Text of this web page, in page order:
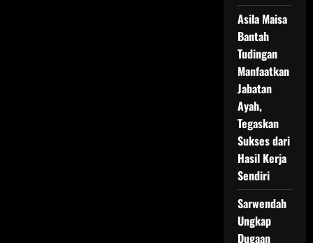
Asila Maisa
Bantah
Tudingan
Manfaatkan
Jabatan
Ayah,
Tegaskan
Sukses dari
Hasil Kerja
Sendiri
Sarwendah
Ungkap
Dugaan